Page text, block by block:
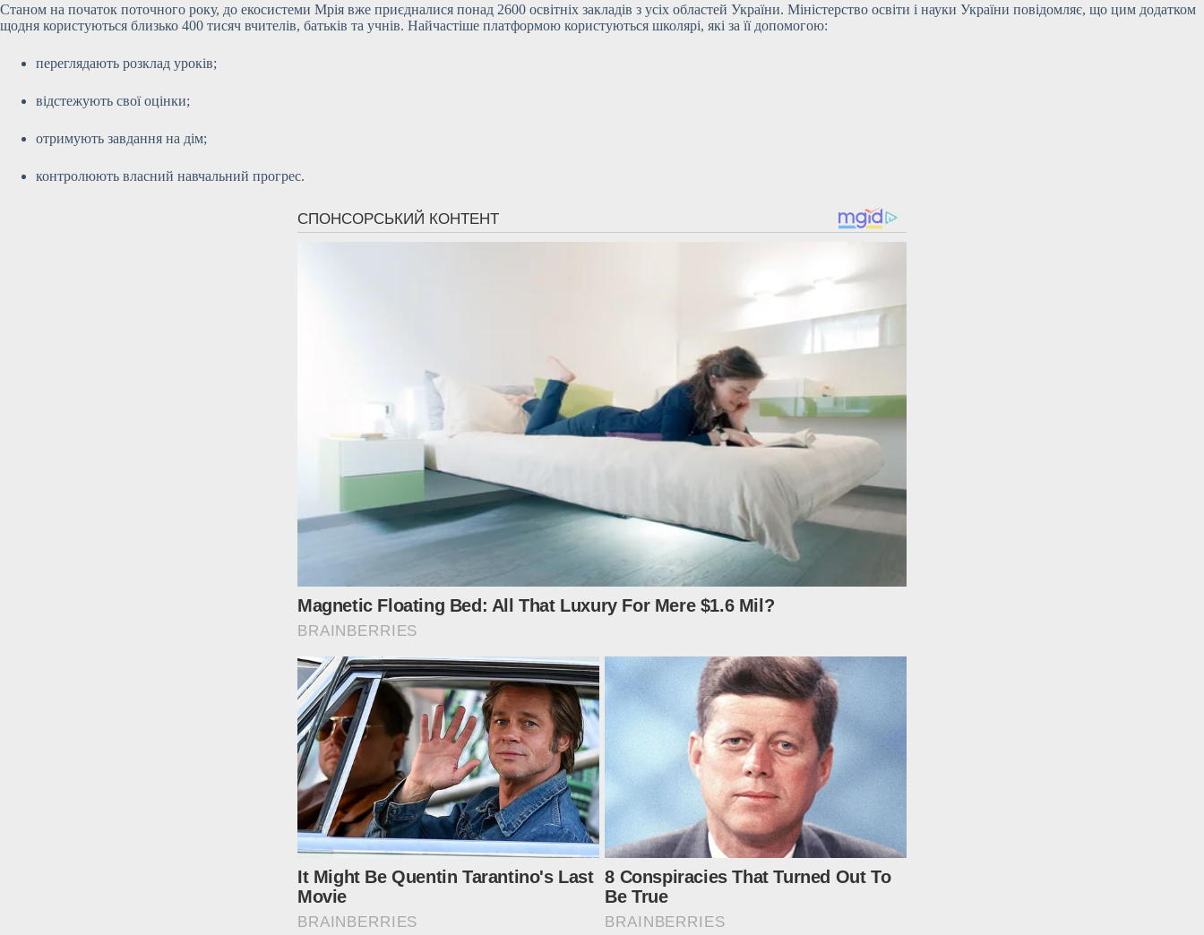
Станом на початок поточного року, до екосистеми Мрія вже приєдналися понад 2600 освітніх закладів з усіх областей України. Міністерство освіти і науки України повідомляє, що цим додатком
щодня користуються близько 400 тисяч вчителів, батьків та учнів. Найчастіше платформою користуються школярі, які за її допомогою:
переглядають розклад уроків;
відстежують свої оцінки;
отримують завдання на дім;
контролюють власний навчальний прогрес.